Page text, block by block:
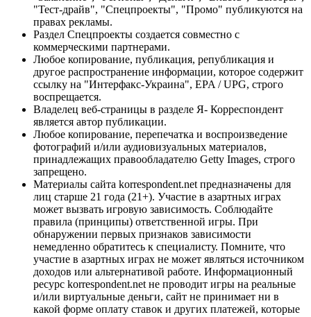
"Тест-драйв", "Спецпроекты", "Промо" публикуются на
правах рекламы.
Раздел Спецпроекты создается совместно с
коммерческими партнерами.
Любое копирование, публикация, републикация и
другое распространение информации, которое содержит
ссылку на "Интерфакс-Украина", EPA / UPG, строго
воспрещается.
Владелец веб-страницы в разделе Я- Корреспондент
является автор публикации.
Любое копирование, перепечатка и воспроизведение
фотографий и/или аудиовизуальных материалов,
принадлежащих правообладателю Getty Images, строго
запрещено.
Материалы сайта korrespondent.net предназначены для
лиц старше 21 года (21+). Участие в азартных играх
может вызвать игровую зависимость. Соблюдайте
правила (принципы) ответственной игры. При
обнаружении первых признаков зависимости
немедленно обратитесь к специалисту. Помните, что
участие в азартных играх не может являться источником
доходов или альтернативой работе. Информационный
ресурс korrespondent.net не проводит игры на реальные
и/или виртуальные деньги, сайт не принимает ни в
какой форме оплату ставок и других платежей, которые